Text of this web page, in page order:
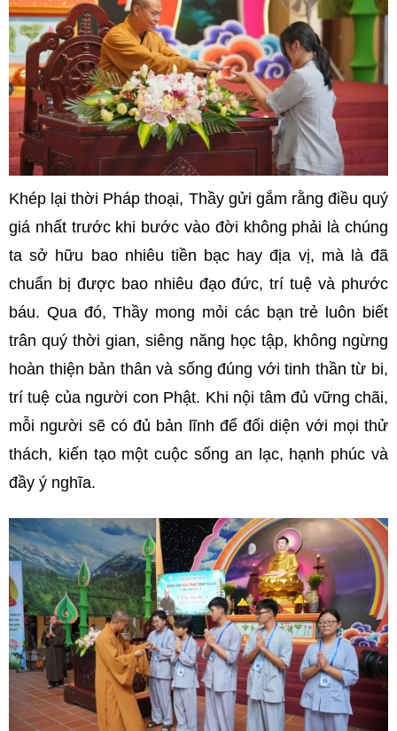
Khép lại thời Pháp thoại, Thầy gửi gắm rằng điều quý
giá nhất trước khi bước vào đời không phải là chúng
ta sở hữu bao nhiêu tiền bạc hay địa vị, mà là đã
chuẩn bị được bao nhiêu đạo đức, trí tuệ và phước
báu. Qua đó, Thầy mong mỏi các bạn trẻ luôn biết
trân quý thời gian, siêng năng học tập, không ngừng
hoàn thiện bản thân và sống đúng với tinh thần từ bi,
trí tuệ của người con Phật. Khi nội tâm đủ vững chãi,
mỗi người sẽ có đủ bản lĩnh để đối diện với mọi thử
thách, kiến tạo một cuộc sống an lạc, hạnh phúc và
đầy ý nghĩa.